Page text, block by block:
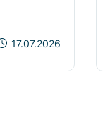
17.07.2026